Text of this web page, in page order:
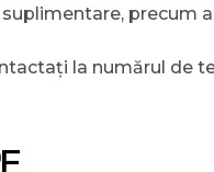
precum
la numărul de